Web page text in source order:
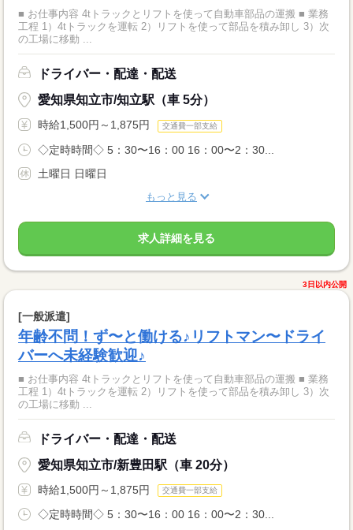
■ お仕事内容 4tトラックとリフトを使って自動車部品の運搬 ■ 業務
工程 1）4tトラックを運転 2）リフトを使って部品を積み卸し 3）次
の工場に移動 ...
ドライバー・配達・配送
愛知県知立市/知立駅（車 5分）
時給1,500円～1,875円 交通費一部支給
◇定時時間◇ 5：30〜16：00 16：00〜2：30...
土曜日 日曜日
もっと見る
求人詳細を見る
3日以内公開
[一般派遣]
年齢不問！ず〜と働ける♪リフトマン〜ドライ
バーへ未経験歓迎♪
■ お仕事内容 4tトラックとリフトを使って自動車部品の運搬 ■ 業務
工程 1）4tトラックを運転 2）リフトを使って部品を積み卸し 3）次
の工場に移動 ...
ドライバー・配達・配送
愛知県知立市/新豊田駅（車 20分）
時給1,500円～1,875円 交通費一部支給
◇定時時間◇ 5：30〜16：00 16：00〜2：30...